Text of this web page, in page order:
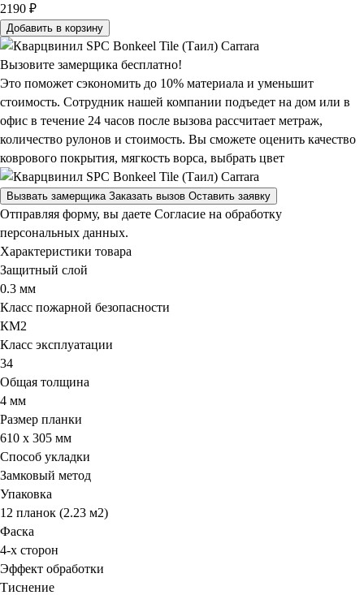
2190 ₽
Добавить в корзину
Вызовите замерщика бесплатно!
Это поможет сэкономить до 10% материала и уменьшит
стоимость. Сотрудник нашей компании подъедет на дом или в
офис в течение 24 часов после вызова рассчитает метраж,
количество рулонов и стоимость. Вы сможете оценить качество
коврового покрытия, мягкость ворса, выбрать цвет
Вызвать замерщика Заказать вызов Оставить заявку
Отправляя форму, вы даете Согласие на обработку
персональных данных.
Характеристики товара
Защитный слой
0.3 мм
Класс пожарной безопасности
КМ2
Класс эксплуатации
34
Общая толщина
4 мм
Размер планки
610 х 305 мм
Способ укладки
Замковый метод
Упаковка
12 планок (2.23 м2)
Фаска
4-х сторон
Эффект обработки
Тиснение